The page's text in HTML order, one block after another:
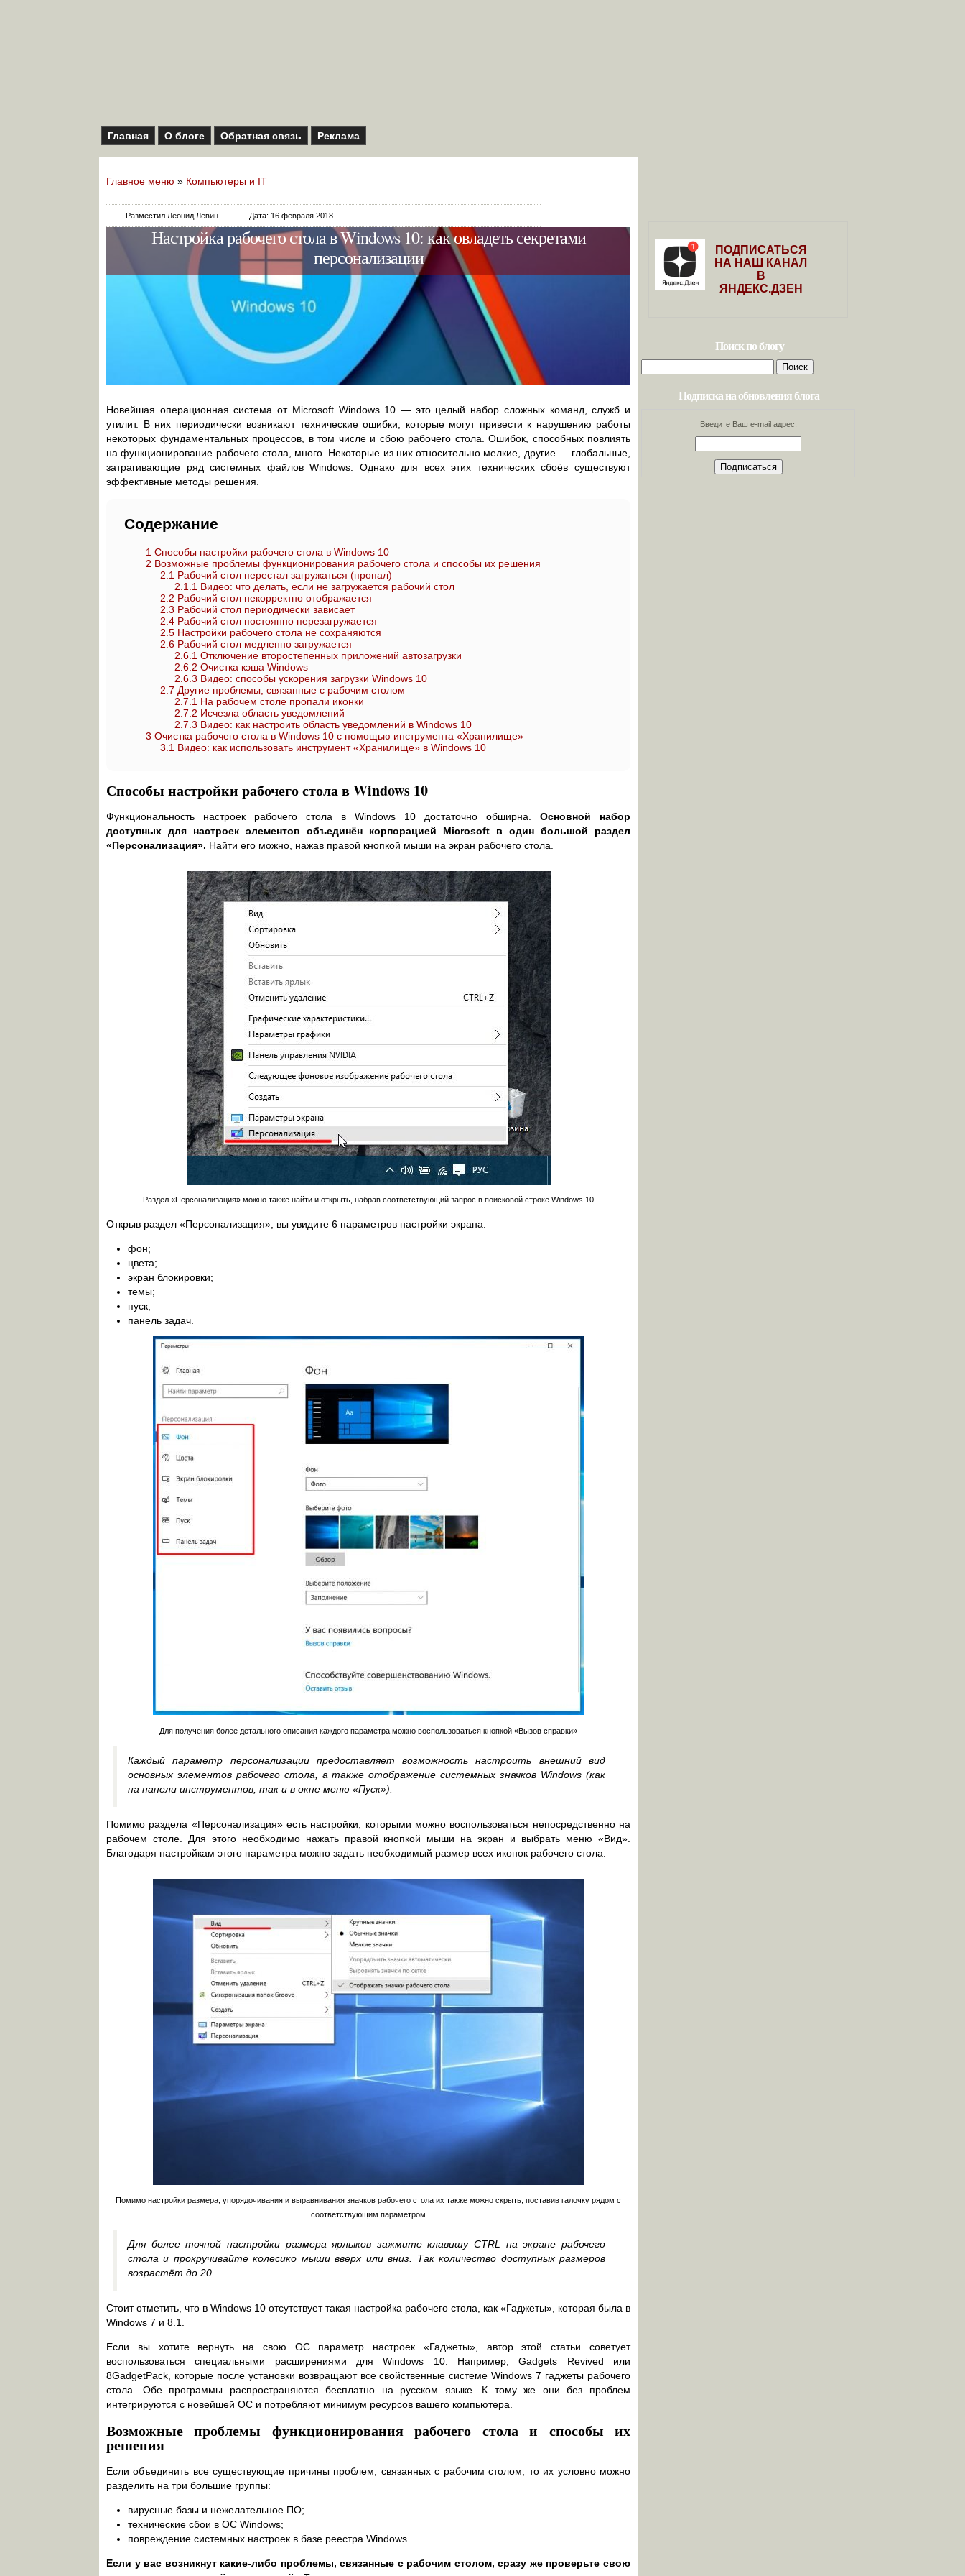
Главная О блоге Обратная связь Реклама
Главное меню » Компьютеры и IT
Разместил Леонид Левин Дата: 16 февраля 2018
Настройка рабочего стола в Windows 10: как овладеть секретами
персонализации
Новейшая операционная система от Microsoft Windows 10 — это целый набор сложных команд, служб и
утилит. В них периодически возникают технические ошибки, которые могут привести к нарушению работы
некоторых фундаментальных процессов, в том числе и сбою рабочего стола. Ошибок, способных повлиять
на функционирование рабочего стола, много. Некоторые из них относительно мелкие, другие — глобальные,
затрагивающие ряд системных файлов Windows. Однако для всех этих технических сбоёв существуют
эффективные методы решения.
Содержание
1 Способы настройки рабочего стола в Windows 10
2 Возможные проблемы функционирования рабочего стола и способы их решения
2.1 Рабочий стол перестал загружаться (пропал)
2.1.1 Видео: что делать, если не загружается рабочий стол
2.2 Рабочий стол некорректно отображается
2.3 Рабочий стол периодически зависает
2.4 Рабочий стол постоянно перезагружается
2.5 Настройки рабочего стола не сохраняются
2.6 Рабочий стол медленно загружается
2.6.1 Отключение второстепенных приложений автозагрузки
2.6.2 Очистка кэша Windows
2.6.3 Видео: способы ускорения загрузки Windows 10
2.7 Другие проблемы, связанные с рабочим столом
2.7.1 На рабочем столе пропали иконки
2.7.2 Исчезла область уведомлений
2.7.3 Видео: как настроить область уведомлений в Windows 10
3 Очистка рабочего стола в Windows 10 с помощью инструмента «Хранилище»
3.1 Видео: как использовать инструмент «Хранилище» в Windows 10
Способы настройки рабочего стола в Windows 10
Функциональность настроек рабочего стола в Windows 10 достаточно обширна.
Основной набор
доступных для настроек элементов объединён корпорацией Microsoft в один большой раздел
«Персонализация». Найти его можно, нажав правой кнопкой мыши на экран рабочего стола.
Раздел «Персонализация» можно также найти и открыть, набрав соответствующий запрос в поисковой строке Windows 10
Открыв раздел «Персонализация», вы увидите 6 параметров настройки экрана:
фон;
цвета;
экран блокировки;
темы;
пуск;
панель задач.
Для получения более детального описания каждого параметра можно воспользоваться кнопкой «Вызов справки»
Каждый параметр персонализации предоставляет возможность настроить внешний вид
основных элементов рабочего стола, а также отображение системных значков Windows (как
на панели инструментов, так и в окне меню «Пуск»).
Помимо раздела «Персонализация» есть настройки, которыми можно воспользоваться непосредственно на
рабочем столе. Для этого необходимо нажать правой кнопкой мыши на экран и выбрать меню «Вид».
Благодаря настройкам этого параметра можно задать необходимый размер всех иконок рабочего стола.
Помимо настройки размера, упорядочивания и выравнивания значков рабочего стола их также можно скрыть, поставив галочку рядом с
соответствующим параметром
Для более точной настройки размера ярлыков зажмите клавишу CTRL на экране рабочего
стола и прокручивайте колесико мыши вверх или вниз. Так количество доступных размеров
возрастёт до 20.
Стоит отметить, что в Windows 10 отсутствует такая настройка рабочего стола, как «Гаджеты», которая была в
Windows 7 и 8.1.
Если вы хотите вернуть на свою ОС параметр настроек «Гаджеты», автор этой статьи советует
воспользоваться специальными расширениями для Windows 10. Например, Gadgets Revived или
8GadgetPack, которые после установки возвращают все свойственные системе Windows 7 гаджеты рабочего
стола. Обе программы распространяются бесплатно на русском языке. К тому же они без проблем
интегрируются с новейшей ОС и потребляют минимум ресурсов вашего компьютера.
Возможные проблемы функционирования рабочего стола и способы их
решения
Если объединить все существующие причины проблем, связанных с рабочим столом, то их условно можно
разделить на три большие группы:
вирусные базы и нежелательное ПО;
технические сбои в ОС Windows;
повреждение системных настроек в базе реестра Windows.
Если у вас возникнут какие-либо проблемы, связанные с рабочим столом, сразу же проверьте свою
ПОДПИСАТЬСЯ
НА НАШ КАНАЛ
В
ЯНДЕКС.ДЗЕН
Поиск по блогу
Найти:
Подписка на обновления блога
Введите Ваш e-mail адрес: